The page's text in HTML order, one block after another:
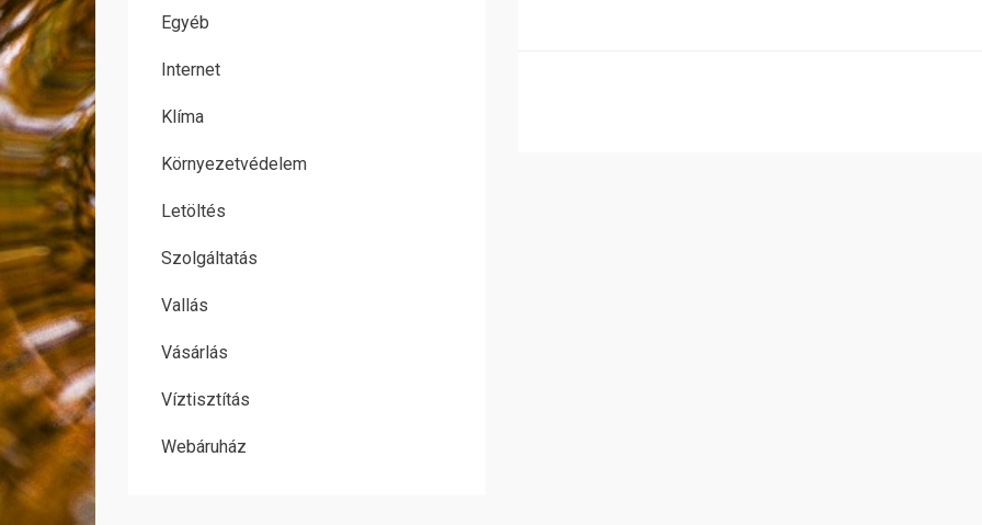
Egyéb
Internet
Klíma
Környezetvédelem
Letöltés
Szolgáltatás
Vallás
Vásárlás
Víztisztítás
Webáruház